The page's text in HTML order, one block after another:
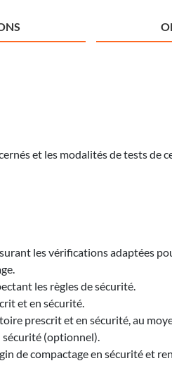
et les modalités de tests
les vérifications adaptées
les règles de sécurité.
et en sécurité.
prescrit et en sécurité, au
sécurité (optionnel).
de compactage en sécurité et